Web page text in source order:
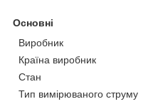
Основні
Виробник
Країна виробник
Стан
Тип вимірюваного струму